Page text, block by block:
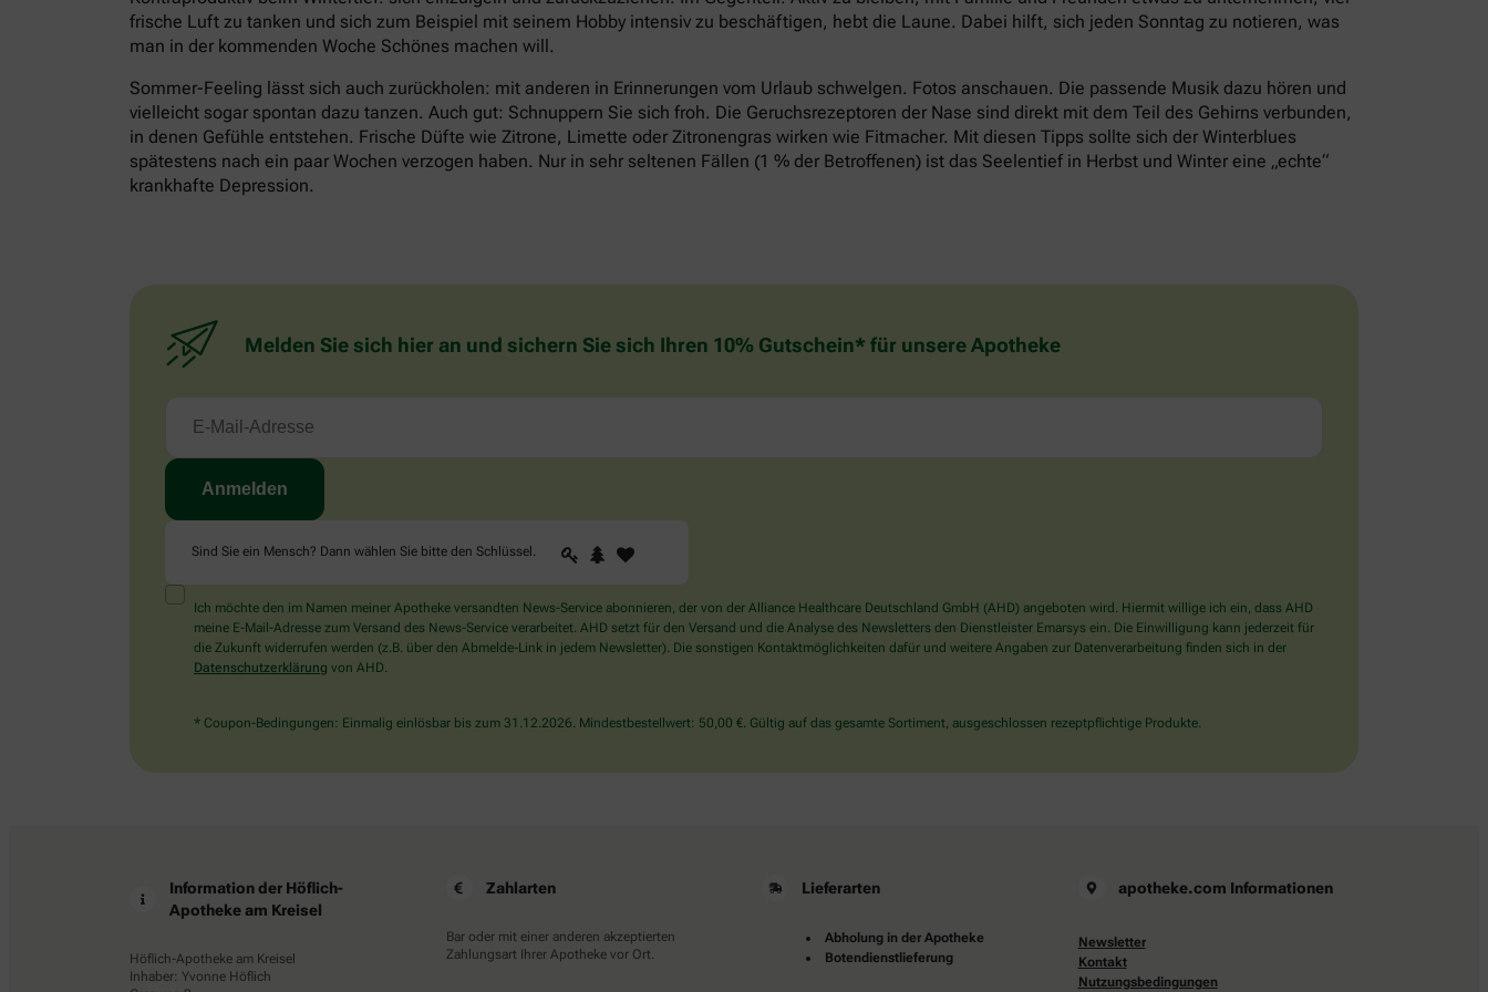
frische Luft zu tanken und sich zum Beispiel mit seinem Hobby intensiv zu beschäftigen, hebt die Laune. Dabei hilft, sich jeden Sonntag zu notieren, was
man in der kommenden Woche Schönes machen will.
Sommer-Feeling lässt sich auch zurückholen: mit anderen in Erinnerungen vom Urlaub schwelgen. Fotos anschauen. Die passende Musik dazu hören und
vielleicht sogar spontan dazu tanzen. Auch gut: Schnuppern Sie sich froh. Die Geruchsrezeptoren der Nase sind direkt mit dem Teil des Gehirns verbunden,
in denen Gefühle entstehen. Frische Düfte wie Zitrone, Limette oder Zitronengras wirken wie Fitmacher. Mit diesen Tipps sollte sich der Winterblues
spätestens nach ein paar Wochen verzogen haben. Nur in sehr seltenen Fällen (1 % der Betroffenen) ist das Seelentief in Herbst und Winter eine „echte“
krankhafte Depression.
Melden Sie sich hier an und sichern Sie sich Ihren 10% Gutschein* für unsere Apotheke
Sind Sie ein Mensch? Dann wählen Sie bitte den Schlüssel.
Sind
Sie
Mensch?
Dann
wählen
Schlüssel.
1 2
Ich möchte den im Namen meiner Apotheke versandten News-Service abonnieren, der von der Alliance Healthcare Deutschland GmbH (AHD) angeboten wird. Hiermit willige ich ein, dass AHD
meine E-Mail-Adresse zum Versand des News-Service verarbeitet. AHD setzt für den Versand und die Analyse des Newsletters den Dienstleister Emarsys ein. Die Einwilligung kann jederzeit für
die Zukunft widerrufen werden (z.B. über den Abmelde-Link in jedem Newsletter). Die sonstigen Kontaktmöglichkeiten dafür und weitere Angaben zur Datenverarbeitung finden sich in der
Datenschutzerklärung von AHD.
* Coupon-Bedingungen: Einmalig einlösbar bis zum 31.12.2026. Mindestbestellwert: 50,00 €. Gültig auf das gesamte Sortiment, ausgeschlossen rezeptpflichtige Produkte.
Information der Höflich-
Apotheke am Kreisel
Höflich-Apotheke am Kreisel
Inhaber: Yvonne Höflich
Zahlarten
Bar oder mit einer anderen akzeptierten
Zahlungsart Ihrer Apotheke vor Ort.
Lieferarten
Abholung in der Apotheke
Botendienstlieferung
apotheke.com Informationen
Newsletter
Kontakt
Nutzungsbedingungen